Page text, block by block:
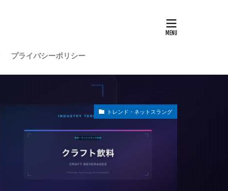
プライバシーポリシー
トレンド・ネットスラング